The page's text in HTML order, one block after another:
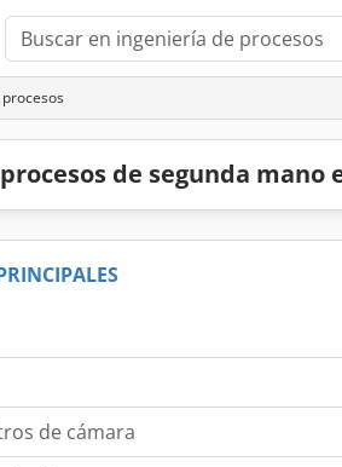
de segunda mano
de cámara